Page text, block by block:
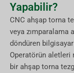
Yapabilir?
CNC ahşap torna
veya zımparalama
döndüren
Operatörün aletleri
bir ahşap torna